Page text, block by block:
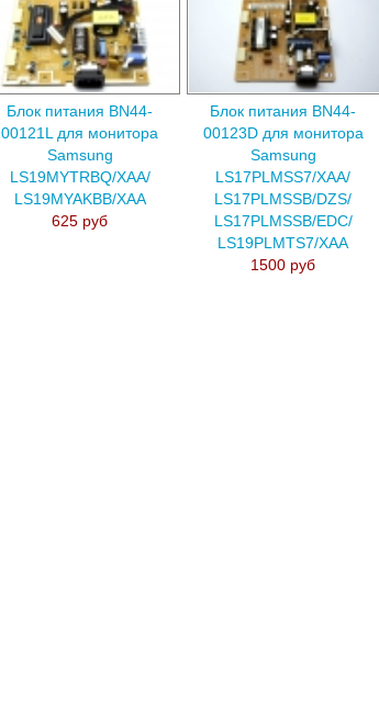
Блок питания BN44-
00121L для монитора
Samsung
LS19MYTRBQ/XAA/
LS19MYAKBB/XAA
625 руб
Блок питания BN44-
00123D для монитора
Samsung
LS17PLMSS7/XAA/
LS17PLMSSB/DZS/
LS17PLMSSB/EDC/
LS19PLMTS7/XAA
1500 руб